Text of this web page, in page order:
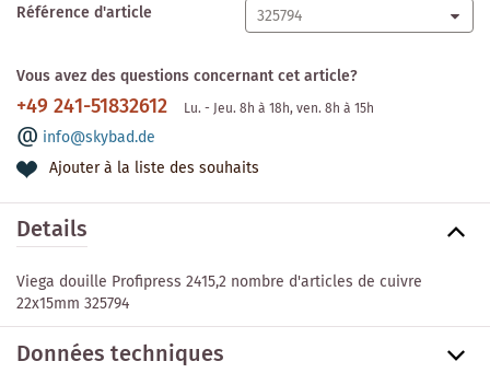
Référence d'article
Vous avez des questions concernant cet article?
+49 241-51832612 Lu. - Jeu. 8h à 18h, ven. 8h à 15h
info@skybad.de
Ajouter à la liste des souhaits
Details
Viega douille Profipress 2415,2 nombre d'articles de cuivre
22x15mm 325794
Données techniques